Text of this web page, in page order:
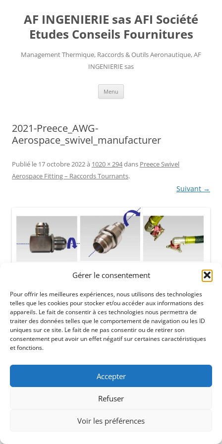
Gérer le consentement
Pour offrir les meilleures expériences, nous utilisons des technologies
telles que les cookies pour stocker et/ou accéder aux informations des
appareils. Le fait de consentir à ces technologies nous permettra de
traiter des données telles que le comportement de navigation ou les ID
uniques sur ce site. Le fait de ne pas consentir ou de retirer son
consentement peut avoir un effet négatif sur certaines caractéristiques
et fonctions.
Accepter
Refuser
Voir les préférences
AF INGENIERIE sas AFI Société
Etudes Conseils Fournitures
Management Thermique, Raccords & Outils Aeronautique, AF
INGENIERIE sas
Menu
2021-Preece_AWG-
Aerospace_swivel_manufacturer
Publié le 17 octobre 2022à 1020 × 294dans Preece Swivel
Aerospace Fitting – Raccords Tournants.
Suivant →